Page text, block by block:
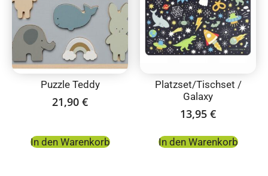
Puzzle Teddy
21,90 €
In den Warenkorb
Platzset/Tischset /
Galaxy
13,95 €
In den Warenkorb